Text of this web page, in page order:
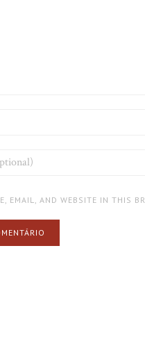
EMAIL, AND WEBSITE IN THIS